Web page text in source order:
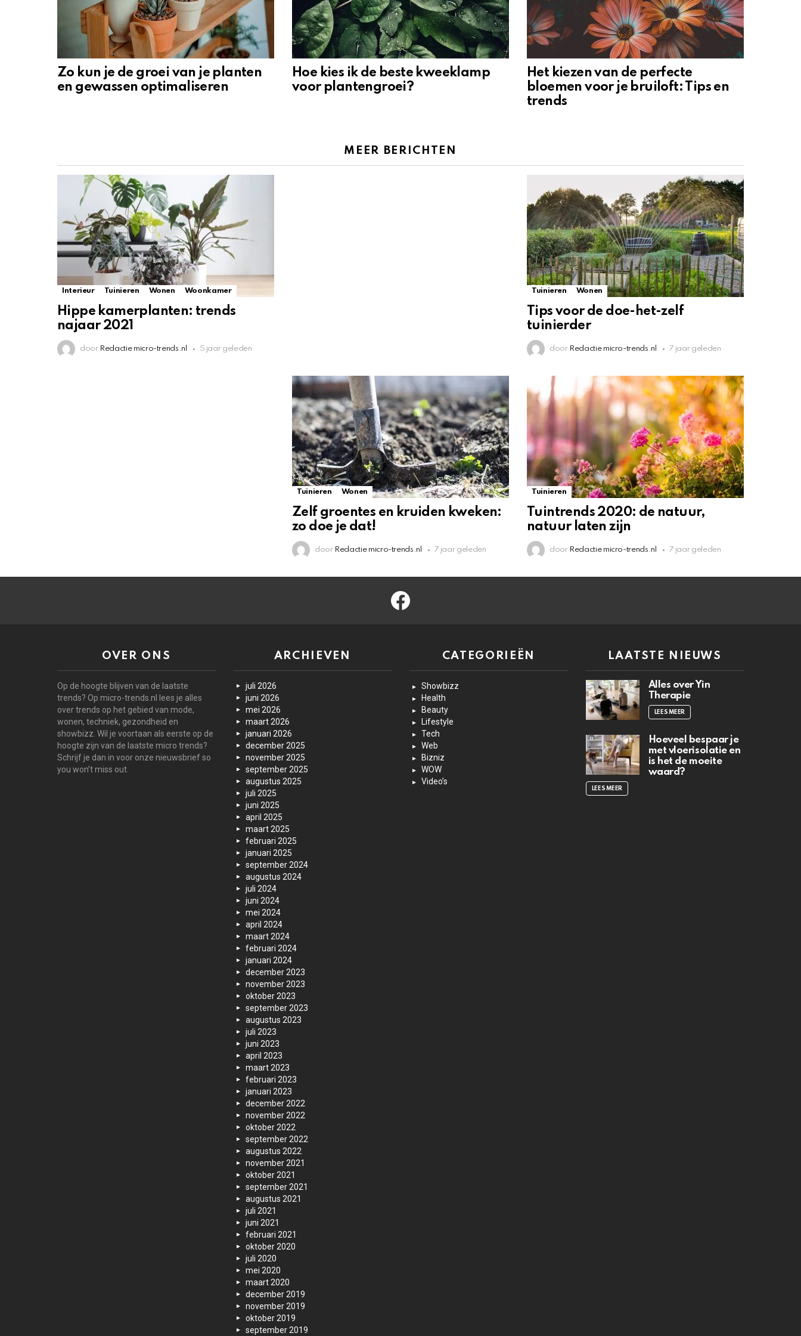
Zo kun je de groei van je planten
en gewassen optimaliseren
Hoe kies ik de beste kweeklamp
voor plantengroei?
Het kiezen van de perfecte
bloemen voor je bruiloft: Tips en
trends
MEER BERICHTEN
Interieur Tuinieren Wonen Woonkamer
Hippe kamerplanten: trends
najaar 2021
door Redactie micro-trends.nl 5 jaar geleden
Tuinieren Wonen
Tips voor de doe-het-zelf
tuinierder
door Redactie micro-trends.nl 7 jaar geleden
Tuinieren Wonen
Zelf groentes en kruiden kweken:
zo doe je dat!
door Redactie micro-trends.nl 7 jaar geleden
Tuinieren
Tuintrends 2020: de natuur,
natuur laten zijn
door Redactie micro-trends.nl 7 jaar geleden
facebook
OVER ONS
Op de hoogte blijven van de laatste
trends? Op micro-trends.nl lees je alles
over trends op het gebied van mode,
wonen, techniek, gezondheid en
showbizz. Wil je voortaan als eerste op de
hoogte zijn van de laatste micro trends?
Schrijf je dan in voor onze nieuwsbrief so
you won’t miss out.
ARCHIEVEN
juli 2026
juni 2026
mei 2026
maart 2026
januari 2026
december 2025
november 2025
september 2025
augustus 2025
juli 2025
juni 2025
april 2025
maart 2025
februari 2025
januari 2025
september 2024
augustus 2024
juli 2024
juni 2024
mei 2024
april 2024
maart 2024
februari 2024
januari 2024
december 2023
november 2023
oktober 2023
september 2023
augustus 2023
juli 2023
juni 2023
april 2023
maart 2023
februari 2023
januari 2023
december 2022
november 2022
oktober 2022
september 2022
augustus 2022
november 2021
oktober 2021
september 2021
augustus 2021
juli 2021
juni 2021
februari 2021
oktober 2020
juli 2020
mei 2020
maart 2020
december 2019
november 2019
oktober 2019
september 2019
CATEGORIEËN
Showbizz
Health
Beauty
Lifestyle
Tech
Web
Bizniz
WOW
Video’s
LAATSTE NIEUWS
Alles over Yin
Therapie
LEES MEER
Hoeveel bespaar je
met vloerisolatie en
is het de moeite
waard?
LEES MEER